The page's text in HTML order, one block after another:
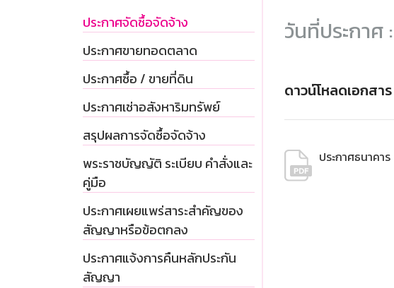
ประกาศจัดซื้อจัดจ้าง
ประกาศขายทอดตลาด
ประกาศซื้อ / ขายที่ดิน
ประกาศเช่าอสังหาริมทรัพย์
สรุปผลการจัดซื้อจัดจ้าง
พระราชบัญญัติ ระเบียบ คำสั่งและ
คู่มือ
ประกาศเผยแพร่สาระสำคัญของ
สัญญาหรือข้อตกลง
ประกาศแจ้งการคืนหลักประกัน
สัญญา
วันที่ประกาศ :
ดาวน์โหลดเอกสาร
ประกาศธนาคาร